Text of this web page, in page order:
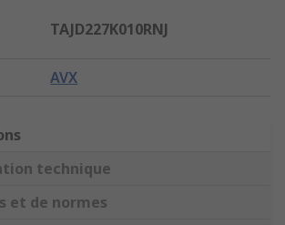
TAJD227K010RNJ
AVX
technique
et de normes